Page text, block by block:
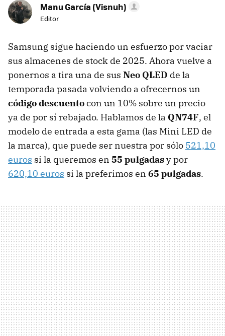
Manu García (Visnuh)
Editor
Samsung sigue haciendo un esfuerzo por vaciar
sus almacenes de stock de 2025. Ahora vuelve a
ponernos a tira una de sus Neo QLED de la
temporada pasada volviendo a ofrecernos un
código descuentocon un 10% sobre un precio
ya de por sí rebajado. Hablamos de la QN74F, el
modelo de entrada a esta gama (las Mini LED de
la marca), que puede ser nuestra por sólo 521,10
euros si la queremos en 55 pulgadasy por
620,10 euros si la preferimos en 65 pulgadas.